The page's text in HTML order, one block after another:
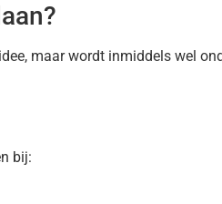
maar wordt inmiddels wel
bij: